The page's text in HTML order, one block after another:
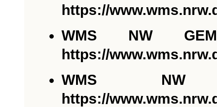
https://
WMS NW
https://
WMS NW
https://